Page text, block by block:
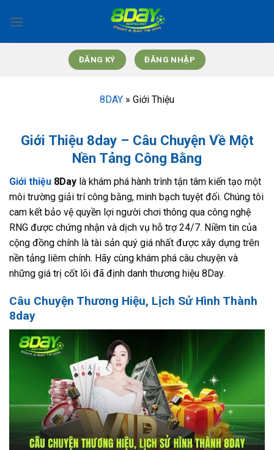
qua
ĐĂNG KÝ ĐĂNG NHẬP
8DAY » Giới Thiệu
Giới Thiệu 8day – Câu Chuyện Về Một
Nền Tảng Công Bằng
Giới thiệu 8Day là khám phá hành trình tận tâm kiến tạo một
môi trường giải trí công bằng, minh bạch tuyệt đối. Chúng tôi
cam kết bảo vệ quyền lợi người chơi thông qua công nghệ
RNG được chứng nhận và dịch vụ hỗ trợ 24/7. Niềm tin của
cộng đồng chính là tài sản quý giá nhất được xây dựng trên
nền tảng liêm chính. Hãy cùng khám phá câu chuyện và
những giá trị cốt lõi đã định danh thương hiệu 8Day.
Câu Chuyện Thương Hiệu, Lịch Sử Hình Thành
8day